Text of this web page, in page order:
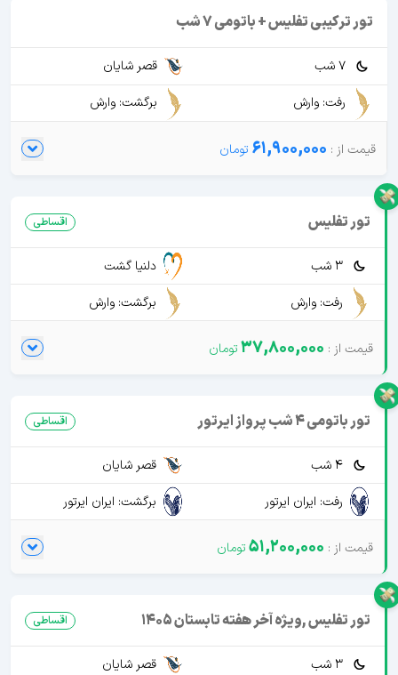
تور ترکیبی تفلیس + باتومی 7 شب
7 شب
قصر شایان
رفت: وارش
برگشت: وارش
61,900,000
تور تفلیس اقساطی
3 شب
دلنیا گشت
رفت: وارش
برگشت: وارش
37,800,000
تور باتومی 4 شب پرواز ایرتور اقساطی
4 شب
قصر شایان
رفت: ایران ایرتور
برگشت: ایران ایرتور
51,200,000
تور تفلیس ,ویژه آخر هفته تابستان 1405 اقساطی
3 شب
قصر شایان